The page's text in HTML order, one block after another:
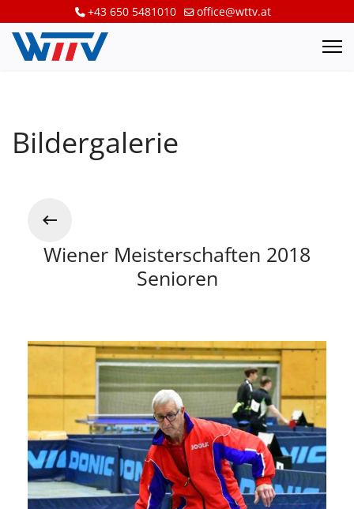
+43 650 5481010 office@wttv.at
Bildergalerie
Wiener Meisterschaften 2018
Senioren